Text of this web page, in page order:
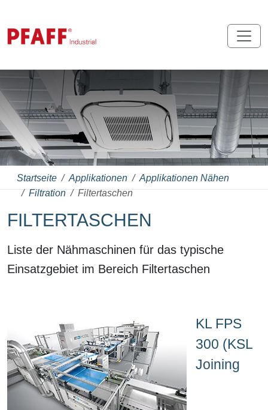
Startseite Applikationen
Applikationen Nähen
Filtration
Filtertaschen
FILTERTASCHEN
Liste der Nähmaschinen für das typische
Einsatzgebiet im Bereich Filtertaschen
KL FPS
300 (KSL
Joining